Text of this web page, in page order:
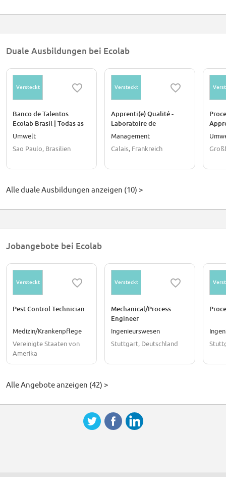
Duale Ausbildungen bei Ecolab
Versteckt
Banco de Talentos
Ecolab Brasil | Todas as
Regiões
Umwelt
Sao Paulo, Brasilien
Versteckt
Apprenti(e) Qualité -
Laboratoire de
Microbiologie
Management
Calais, Frankreich
Alle duale Ausbildungen anzeigen (10) >
Jobangebote bei Ecolab
Versteckt
Pest Control Technician
Medizin/Krankenpflege
Vereinigte Staaten von
Amerika
Versteckt
Mechanical/Process
Engineer
Ingenieurswesen
Stuttgart, Deutschland
Alle Angebote anzeigen (42) >